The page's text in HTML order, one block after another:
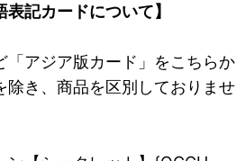
表記カードについて】
「アジア版カード」をこちらか
除き、商品を区別しておりませ